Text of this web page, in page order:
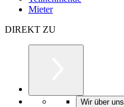
Mieter
DIREKT ZU
Wir über uns